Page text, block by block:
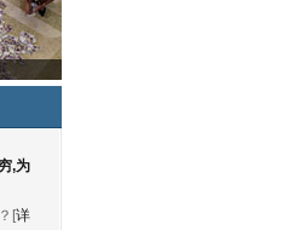
,为
[详